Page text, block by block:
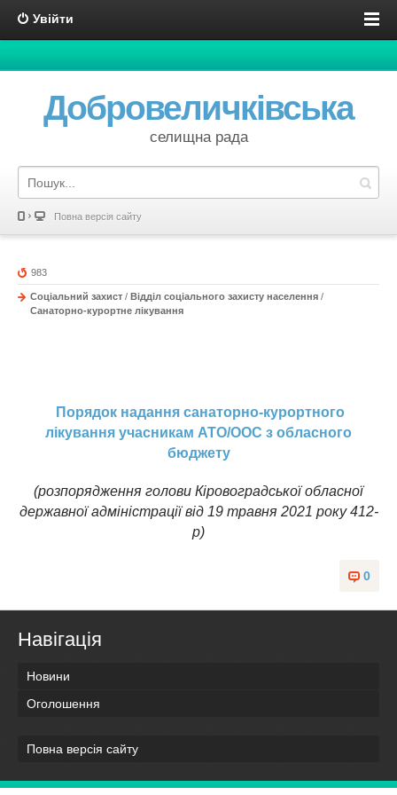
Увійти
Добровеличківська
селищна рада
Повна версія сайту
983
Соціальний захист / Відділ соціального захисту населення /
Санаторно-курортне лікування
Порядок надання санаторно-курортного
лікування учасникам АТО/ООС з обласного
бюджету
(розпорядження голови Кіровоградської обласної
державної адміністрації від 19 травня 2021 року 412-
р)
0
Навігація
Новини
Оголошення
Повна версія сайту